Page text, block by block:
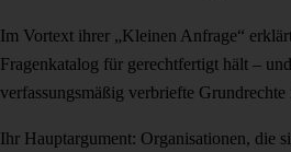
Im Vortext ihrer „Kleinen Anfrage“
Fragenkatalog für gerechtfertigt hält –
verfassungsmäßig verbriefte Grundrechte
Ihr Hauptargument: Organisationen, die